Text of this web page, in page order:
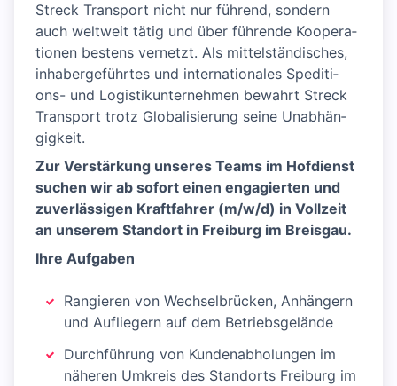
Streck Transport nicht nur füh­rend, son­dern
auch welt­weit tä­tig und über füh­ren­de Ko­o­pe­ra­
tio­nen bes­tens ver­netzt. Als mit­tel­stän­di­sches,
in­ha­ber­ge­führ­tes und in­ter­na­tio­na­les Spe­di­ti­
ons- und Lo­gis­tik­un­ter­neh­men be­wahrt Streck
Trans­port trotz Glo­ba­li­sie­rung sei­ne Un­ab­hän­
gig­keit.
Zur Verstärkung unseres Teams im Hofdienst
suchen wir ab sofort einen engagierten und
zuverlässigen Kraftfahrer (m/w/d) in Vollzeit
an unserem Standort in Freiburg im Breisgau.
Ihre Aufgaben
Rangieren von Wechselbrücken, Anhängern
und Aufliegern auf dem Betriebsgelände
Durchführung von Kundenabholungen im
näheren Umkreis des Standorts Freiburg im